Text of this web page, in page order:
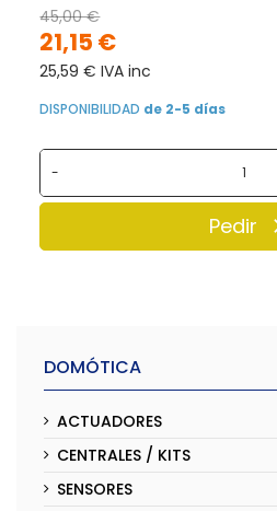
21,15 €
45,00 €
25,59 € IVA inc
DISPONIBILIDAD de 2-5 días
-
Pedir
DOMÓTICA
ACTUADORES
CENTRALES / KITS
SENSORES